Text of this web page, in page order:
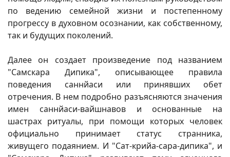
по ведению семейной жизни и постепенному
прогрессу в духовном осознании, как собственному,
так и будущих поколений.
Далее он создает произведение под названием
"Самскара Дипика", описывающее правила
поведения саннйаси или принявших обет
отречения. В нем подробно разъясняются значения
имен саннйаси-вайшнавов и основанные на
шастрах ритуалы, при помощи которых человек
официально принимает статус странника,
живущего подаянием. И "Сат-крийа-сара-дипика", и